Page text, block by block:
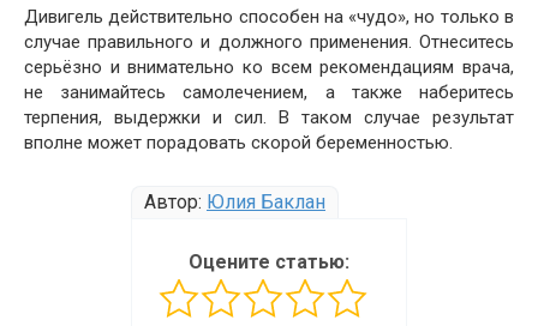
Дивигель действительно способен на «чудо», но только в
случае правильного и должного применения. Отнеситесь
серьёзно и внимательно ко всем рекомендациям врача,
не занимайтесь самолечением, а также наберитесь
терпения, выдержки и сил. В таком случае результат
вполне может порадовать скорой беременностью.
Автор: Юлия Баклан
Оцените статью: